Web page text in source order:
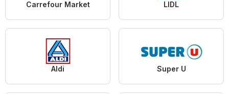
Carrefour Market LIDL
Aldi Super U